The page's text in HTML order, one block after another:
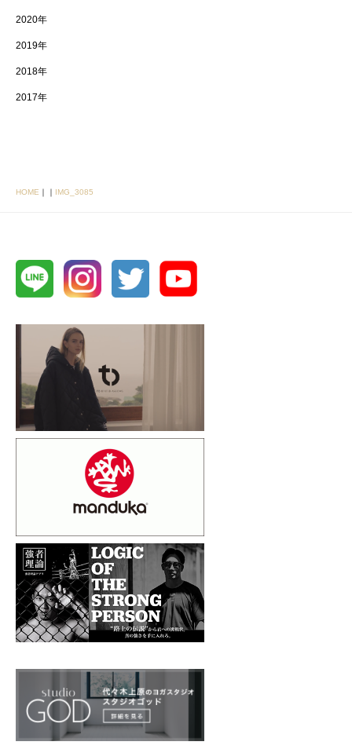
2020年
2019年
2018年
2017年
HOME ｜ ｜ IMG_3085